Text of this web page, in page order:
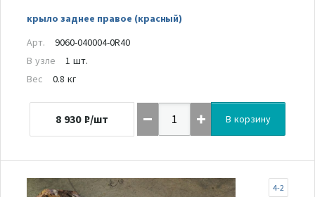
крыло заднее правое (красный)
Арт.
9060-040004-0R40
В узле
1 шт.
Вес
0.8 кг
8 930 ₽/шт В корзину
4-2